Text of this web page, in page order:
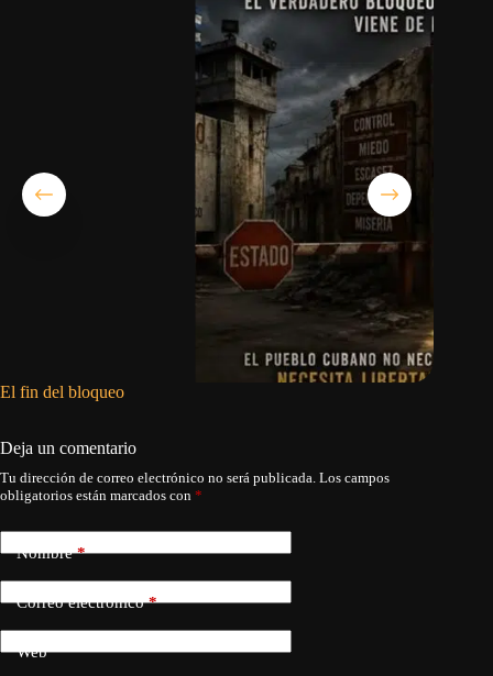
El fin del bloqueo
Deja un comentario
Tu dirección de correo electrónico no será publicada. Los campos
obligatorios están marcados con *
Nombre*
Correo electrónico*
Web